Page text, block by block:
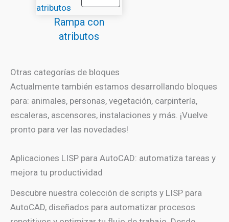
Rampa con
atributos
Otras categorías de bloques
Actualmente también estamos desarrollando bloques
para: animales, personas, vegetación, carpintería,
escaleras, ascensores, instalaciones y más. ¡Vuelve
pronto para ver las novedades!
Aplicaciones LISP para AutoCAD: automatiza tareas y
mejora tu productividad
Descubre nuestra colección de scripts y LISP para
AutoCAD, diseñados para automatizar procesos